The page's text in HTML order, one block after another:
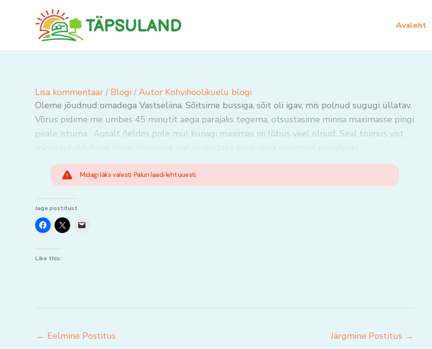
Avaleht
Lisa kommentaar / Blogi/ Autor Kohvihoolikuelu blogi
Oleme jõudnud omadega Vastseliina. Sõitsime bussiga, sõit oli igav, mis polnud sugugi üllatav.
Võrus pidime me umbes 45 minutit aega parajaks tegema, otsustasime minna maximasse pingi
peale istuma. Ausalt õeldes pole mul kunagi maximas nii lõbus veel olnud. Seal toimus vist
Midagi läks valesti. Palun laadi leht uuesti.
Jaga postitust
Like this:
← Eelmine Postitus Järgmine Postitus →